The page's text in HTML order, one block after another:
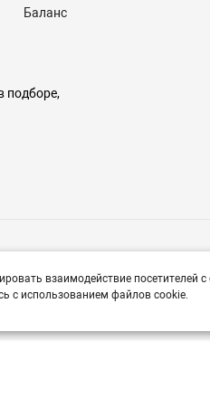
Баланс
подборе,
взаимодействие посетителей с
с использованием файлов cookie.